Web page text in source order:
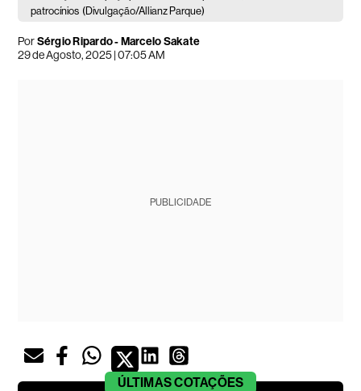
patrocínios (Divulgação/Allianz Parque)
PorSérgio Ripardo-Marcelo Sakate
29 de Agosto, 2025 | 07:05 AM
PUBLICIDADE
ÚLTIMASCOTAÇÕES